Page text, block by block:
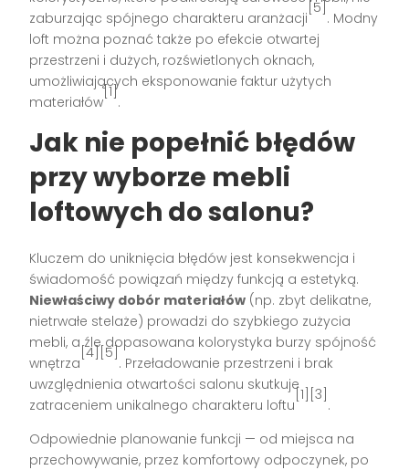
zaburzając spójnego charakteru aranżacji
[5]
. Modny
loft można poznać także po efekcie otwartej
przestrzeni i dużych, rozświetlonych oknach,
umożliwiających eksponowanie faktur użytych
materiałów
[1]
.
Jak nie popełnić błędów
przy wyborze mebli
loftowych do salonu?
Kluczem do uniknięcia błędów jest konsekwencja i
świadomość powiązań między funkcją a estetyką.
Niewłaściwy dobór materiałów (np. zbyt delikatne,
nietrwałe stelaże) prowadzi do szybkiego zużycia
mebli, a źle dopasowana kolorystyka burzy spójność
wnętrza
[4][5]
. Przeładowanie przestrzeni i brak
uwzględnienia otwartości salonu skutkuje
zatraceniem unikalnego charakteru loftu
[1][3]
.
Odpowiednie planowanie funkcji — od miejsca na
przechowywanie, przez komfortowy odpoczynek, po